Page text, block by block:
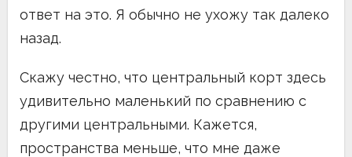
ответ на это. Я обычно не ухожу так далеко
назад.
Скажу честно, что центральный корт здесь
удивительно маленький по сравнению с
другими центральными. Кажется,
пространства меньше, что мне даже